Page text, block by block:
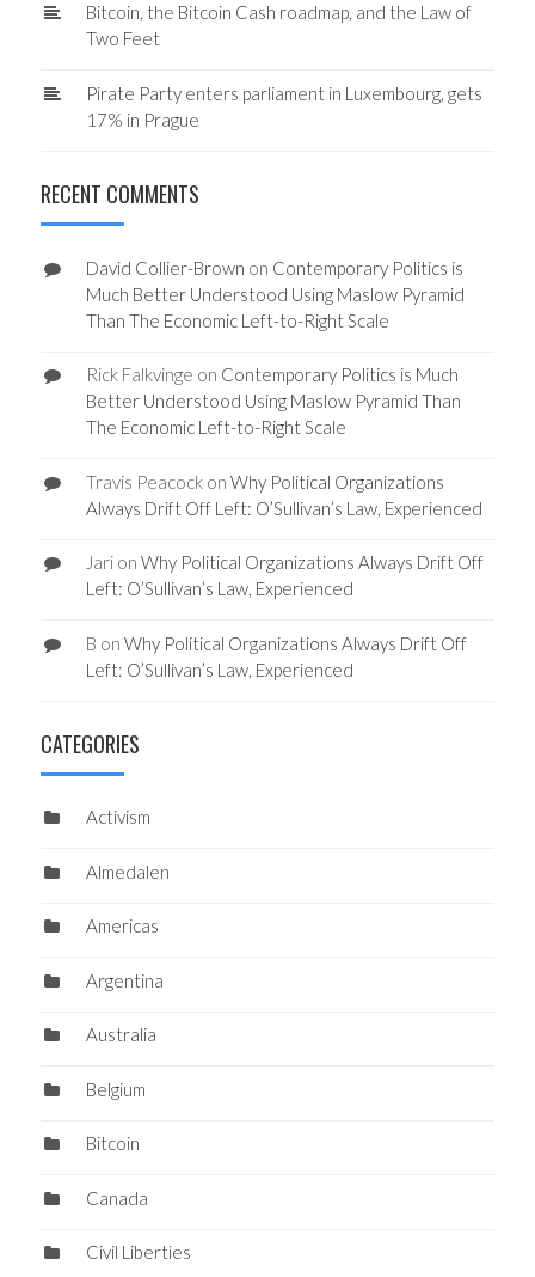
Bitcoin, the Bitcoin Cash roadmap, and the Law of
Two Feet
Pirate Party enters parliament in Luxembourg, gets
17% in Prague
RECENT COMMENTS
David Collier-Brown on Contemporary Politics is
Much Better Understood Using Maslow Pyramid
Than The Economic Left-to-Right Scale
Rick Falkvinge on Contemporary Politics is Much
Better Understood Using Maslow Pyramid Than
The Economic Left-to-Right Scale
Travis Peacockon Why Political Organizations
Always Drift Off Left: O’Sullivan’s Law, Experienced
Jarion Why Political Organizations Always Drift Off
Left: O’Sullivan’s Law, Experienced
B on Why Political Organizations Always Drift Off
Left: O’Sullivan’s Law, Experienced
CATEGORIES
Activism
Almedalen
Americas
Argentina
Australia
Belgium
Bitcoin
Canada
Civil Liberties